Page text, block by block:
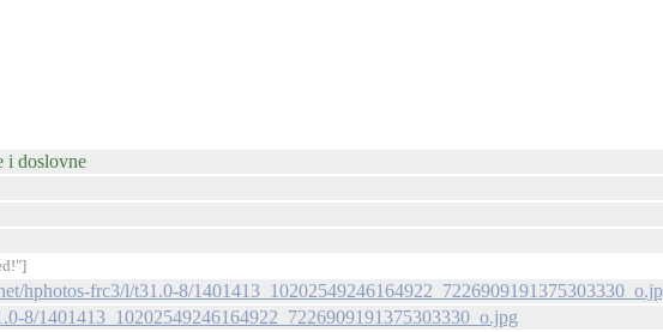
i doslovne
hphotos-frc3/l/t31.0-8/
8/1401413_10202549246164922_7226909191375303330_o.jpg